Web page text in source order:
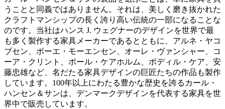
うことと同義ではありません。それは、美しく磨き抜かれた
クラフトマンシップの長く誇り高い伝統の一部になることな
のです。当社はハンス J. ウェグナーのデザインを世界で最
も多く製作する家具メーカーであるとともに、アルネ・ヤコ
ブセン、ボーエ・モーエンセン、オーレ・ヴァンシャー、コ
ーア・クリント、ポール・ケアホルム、ボディル・ケア、安
藤忠雄など、名だたる家具デザインの巨匠たちの作品も製作
しています。100年以上にわたる豊かな歴史を誇るカール・
ハンセン＆サンは、デンマークデザインを代表する家具を世
界中で販売しています。